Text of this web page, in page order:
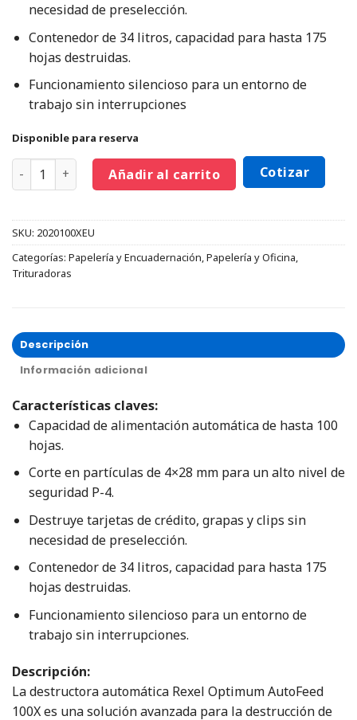
necesidad de preselección.
Contenedor de 34 litros, capacidad para hasta 175
hojas destruidas.
Funcionamiento silencioso para un entorno de
trabajo sin interrupciones
Disponible para reserva
Añadir al carrito Cotizar
SKU: 2020100XEU
Categorías: Papelería y Encuadernación,Papelería y Oficina,
Trituradoras
Descripción
Información adicional
Características claves:
Capacidad de alimentación automática de hasta 100
hojas.
Corte en partículas de 4×28 mm para un alto nivel de
seguridad P-4.
Destruye tarjetas de crédito, grapas y clips sin
necesidad de preselección.
Contenedor de 34 litros, capacidad para hasta 175
hojas destruidas.
Funcionamiento silencioso para un entorno de
trabajo sin interrupciones.
Descripción:
La destructora automática Rexel Optimum AutoFeed
100X es una solución avanzada para la destrucción de